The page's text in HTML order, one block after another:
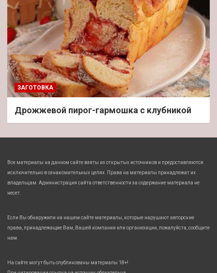
ЗАГОТОВКА
Дрожжевой пирог-гармошка с клубникой
Все материалы на данном сайте взяты из открытых источников и предоставляются
исключительно в ознакомительных целях. Права на материалы принадлежат их
владельцам. Администрация сайта ответственности за содержание материала не
несет.
Если Вы обнаружили на нашем сайте материалы, которые нарушают авторские
права, принадлежащие Вам, Вашей компании или организации, пожалуйста, сообщите
нам.
На сайте могут быть опубликованы материалы 18+!